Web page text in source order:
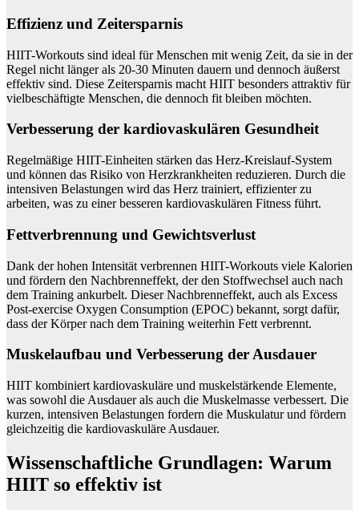
Effizienz und Zeitersparnis
HIIT-Workouts sind ideal für Menschen mit wenig Zeit, da sie in der
Regel nicht länger als 20-30 Minuten dauern und dennoch äußerst
effektiv sind. Diese Zeitersparnis macht HIIT besonders attraktiv für
vielbeschäftigte Menschen, die dennoch fit bleiben möchten.
Verbesserung der kardiovaskulären Gesundheit
Regelmäßige HIIT-Einheiten stärken das Herz-Kreislauf-System
und können das Risiko von Herzkrankheiten reduzieren. Durch die
intensiven Belastungen wird das Herz trainiert, effizienter zu
arbeiten, was zu einer besseren kardiovaskulären Fitness führt.
Fettverbrennung und Gewichtsverlust
Dank der hohen Intensität verbrennen HIIT-Workouts viele Kalorien
und fördern den Nachbrenneffekt, der den Stoffwechsel auch nach
dem Training ankurbelt. Dieser Nachbrenneffekt, auch als Excess
Post-exercise Oxygen Consumption (EPOC) bekannt, sorgt dafür,
dass der Körper nach dem Training weiterhin Fett verbrennt.
Muskelaufbau und Verbesserung der Ausdauer
HIIT kombiniert kardiovaskuläre und muskelstärkende Elemente,
was sowohl die Ausdauer als auch die Muskelmasse verbessert. Die
kurzen, intensiven Belastungen fordern die Muskulatur und fördern
gleichzeitig die kardiovaskuläre Ausdauer.
Wissenschaftliche Grundlagen: Warum
HIIT so effektiv ist